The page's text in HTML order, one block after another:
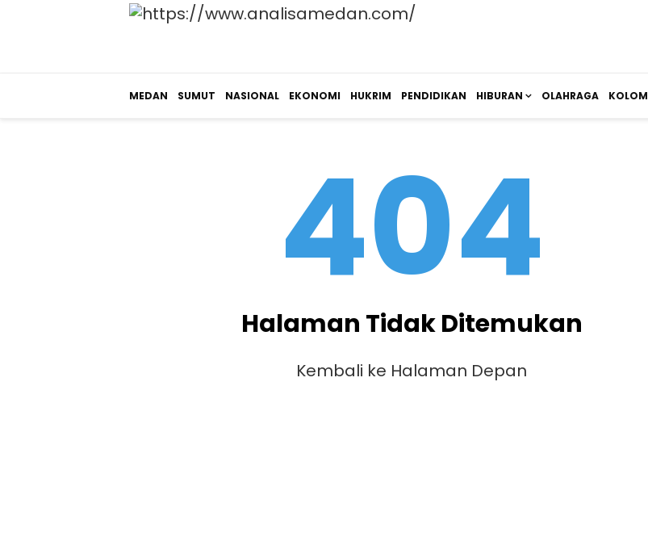
MEDAN SUMUT NASIONAL EKONOMI HUKRIM PENDIDIKAN HIBURAN OLAHRAGA KOLOM
404
Halaman Tidak Ditemukan
Kembali ke Halaman Depan